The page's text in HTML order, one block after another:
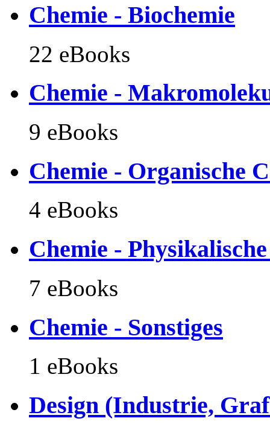
Chemie - Biochemie
22 eBooks
Chemie -
9 eBooks
Chemie - Organische
4 eBooks
Chemie -
7 eBooks
Chemie - Sonstiges
1 eBooks
Design (Industrie,